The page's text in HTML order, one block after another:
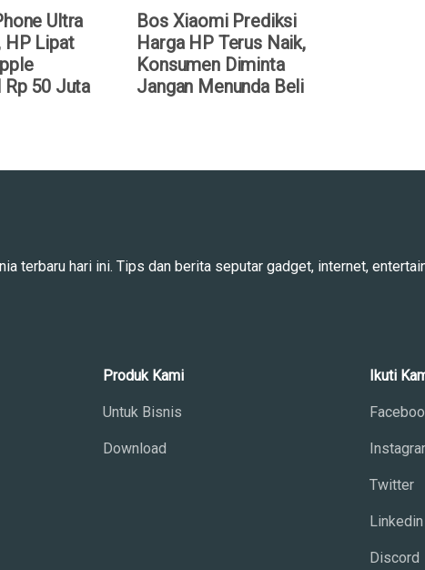
Ultra
HP Lipat
Rp 50 Juta
Bos Xiaomi Prediksi
Harga HP Terus Naik,
Konsumen Diminta
Jangan Menunda Beli
terbaru hari ini. Tips dan berita seputar gadget, internet,
Produk Kami
Untuk Bisnis
Download
Ikuti
Twitter
Linkedin
Discord